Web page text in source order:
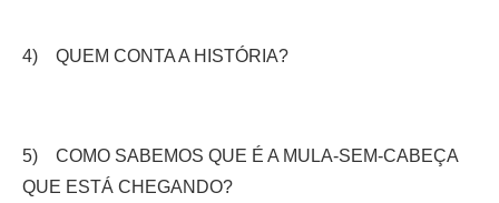
4) QUEM CONTA A HISTÓRIA?
5) COMO SABEMOS QUE É A MULA-SEM-CABEÇA
QUE ESTÁ CHEGANDO?